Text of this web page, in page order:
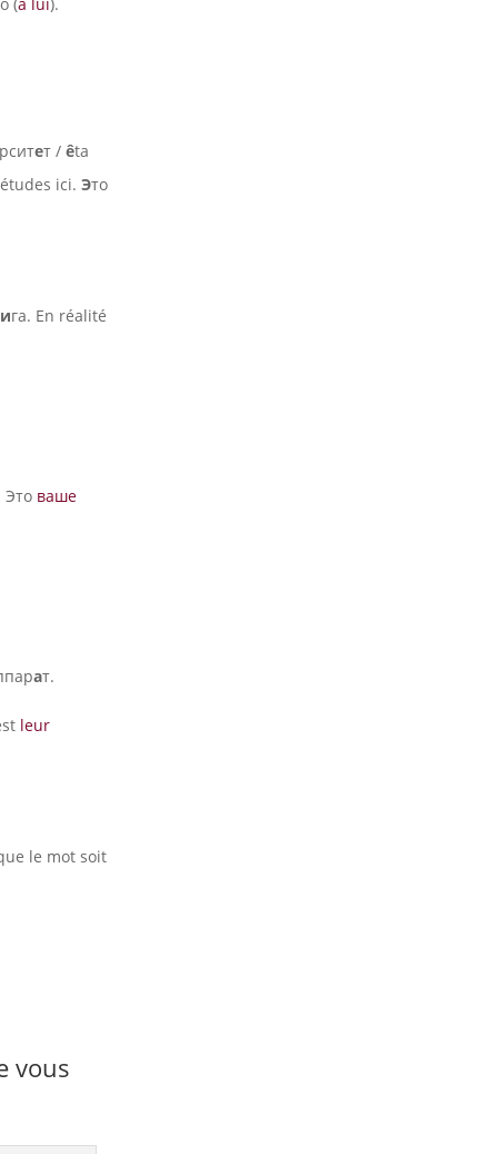
ет / êta
ici. Это
ига. En réalité
Это ваше
ат.
leur
le mot soit
vous